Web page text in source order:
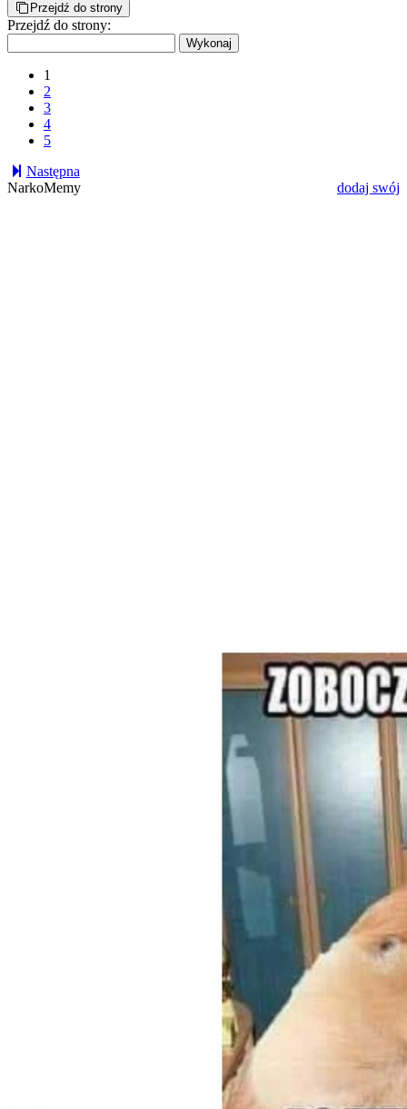
Przejdź do strony
Przejdź do strony:
1
2
3
4
5
Następna
NarkoMemy
dodaj swój